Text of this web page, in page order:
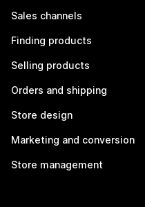
Sales channels
Finding products
Selling products
Orders and shipping
Store design
Marketing and conversion
Store management